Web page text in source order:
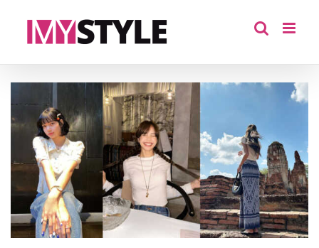
Larger
Image